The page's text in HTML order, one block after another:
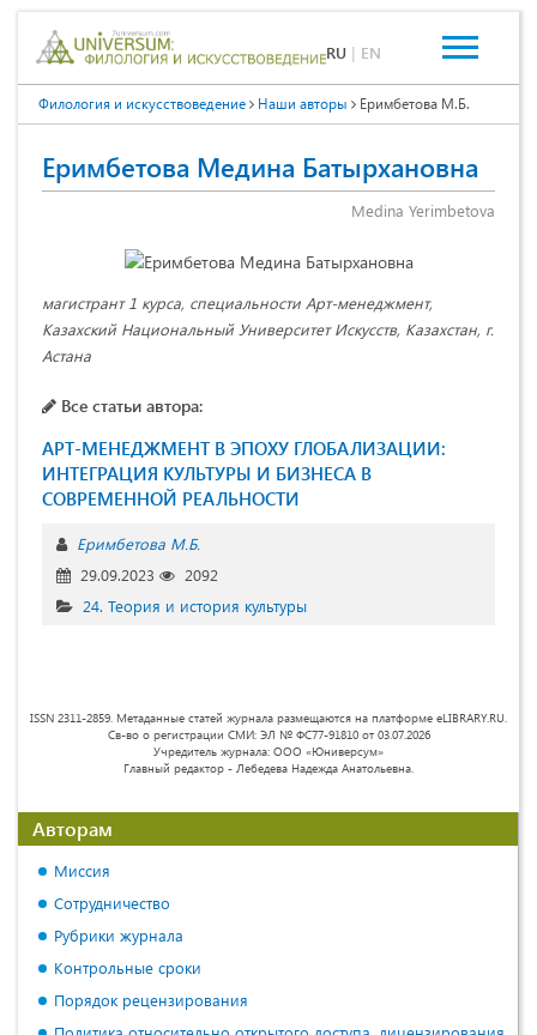
RU | EN
Филология и искусствоведение Наши авторы Еримбетова М.Б.
Еримбетова Медина Батырхановна
Medina Yerimbetova
магистрант 1 курса, специальности Арт-менеджмент,
Казахский Национальный Университет Искусств, Казахстан, г.
Астана
Все статьи автора:
АРТ-МЕНЕДЖМЕНТ В ЭПОХУ ГЛОБАЛИЗАЦИИ:
ИНТЕГРАЦИЯ КУЛЬТУРЫ И БИЗНЕСА В
СОВРЕМЕННОЙ РЕАЛЬНОСТИ
Еримбетова М.Б.
29.09.2023
2092
24. Теория и история культуры
ISSN 2311-2859. Метаданные статей журнала размещаются на платформе eLIBRARY.RU.
Св-во о регистрации СМИ: ЭЛ № ФС77-91810 от 03.07.2026
Учредитель журнала: ООО «Юниверсум»
Главный редактор - Лебедева Надежда Анатольевна.
Авторам
Миссия
Сотрудничество
Рубрики журнала
Контрольные сроки
Порядок рецензирования